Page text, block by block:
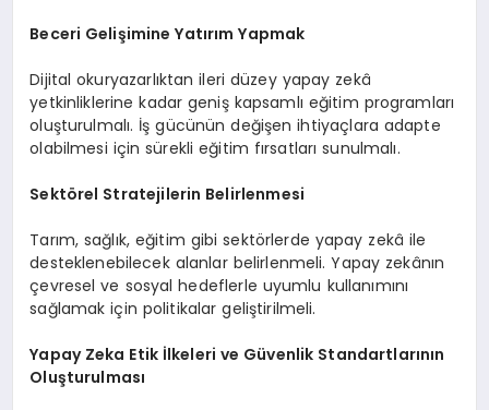
Beceri Gelişimine Yatırım Yapmak
Dijital okuryazarlıktan ileri düzey yapay zekâ
yetkinliklerine kadar geniş kapsamlı eğitim programları
oluşturulmalı. İş gücünün değişen ihtiyaçlara adapte
olabilmesi için sürekli eğitim fırsatları sunulmalı.
Sektörel Stratejilerin Belirlenmesi
Tarım, sağlık, eğitim gibi sektörlerde yapay zekâ ile
desteklenebilecek alanlar belirlenmeli. Yapay zekânın
çevresel ve sosyal hedeflerle uyumlu kullanımını
sağlamak için politikalar geliştirilmeli.
Yapay Zeka Etik İlkeleri ve Güvenlik Standartlarının
Oluşturulması